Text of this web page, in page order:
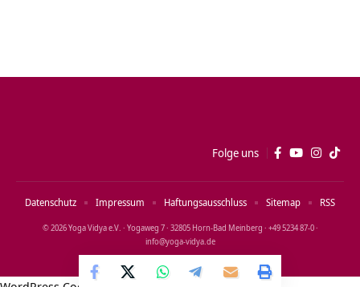
Folge uns
© 2026 Yoga Vidya e.V. · Yogaweg 7 · 32805 Horn‑Bad Meinberg · +49 5234 87‑0 ·
info@yoga‑vidya.de
Datenschutz Impressum Haftungsausschluss Sitemap RSS